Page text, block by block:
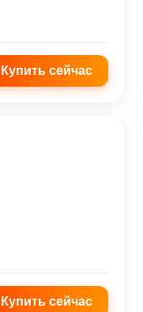
Купить сейчас
Купить сейчас